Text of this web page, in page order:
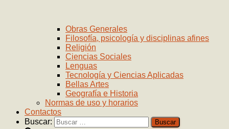
Obras Generales
Filosofía, psicología y disciplinas afines
Religión
Ciencias Sociales
Lenguas
Tecnología y Ciencias Aplicadas
Bellas Artes
Geografía e Historia
Normas de uso y horarios
Contactos
Buscar: